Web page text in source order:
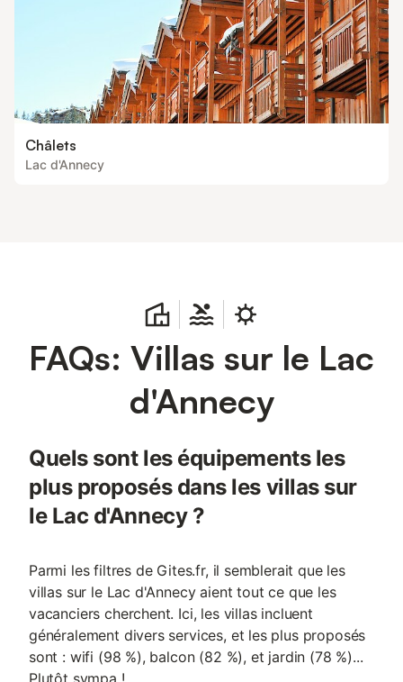
Châlets
Lac d'Annecy
FAQs: Villas sur le Lac
d'Annecy
Quels sont les équipements les
plus proposés dans les villas sur
le Lac d'Annecy ?
Parmi les filtres de Gites.fr, il semblerait que les
villas sur le Lac d'Annecy aient tout ce que les
vacanciers cherchent. Ici, les villas incluent
généralement divers services, et les plus proposés
sont : wifi (98 %), balcon (82 %), et jardin (78 %)...
Plutôt sympa !